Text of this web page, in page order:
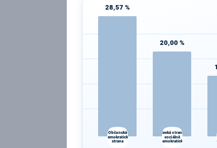
28,57 %
Občanská
demokratická
strana
20,00 %
Česká strana
sociálně
demokratická